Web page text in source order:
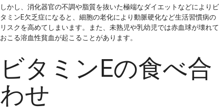
しかし、消化器官の不調や脂質を抜いた極端なダイエットなどによりビ
タミンE欠乏症になると、細胞の老化により動脈硬化など生活習慣病の
リスクを高めてしまいます。また、未熟児や乳幼児では赤血球が壊れて
おこる溶血性貧血が起こることがあります。
ビタミンEの食べ合
わせ